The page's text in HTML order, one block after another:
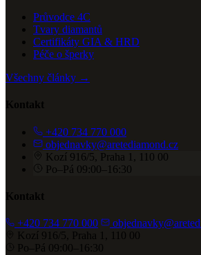
Průvodce 4C
Tvary diamantů
Certifikáty GIA & HRD
Péče o šperky
Všechny články →
Kontakt
+420 734 770 000
objednavky@aretediamond.cz
Kozí 916/5, Praha 1, 110 00
Po–Pá 09:00–16:30
Kontakt
+420 734 770 000
Kozí 916/5, Praha 1, 110 00
Po–Pá 09:00–16:30